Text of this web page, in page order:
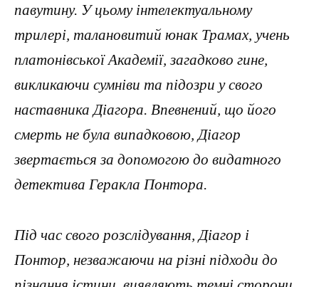
павутину. У цьому інтелектуальному
трилері, талановитий юнак Трамах, учень
платонівської Академії, загадково гине,
викликаючи сумніви та підозри у свого
наставника Діагора. Впевнений, що його
смерть не була випадковою, Діагор
звертається за допомогою до видатного
детектива Геракла Понтора.
Під час свого розслідування, Діагор і
Понтор, незважаючи на різні підходи до